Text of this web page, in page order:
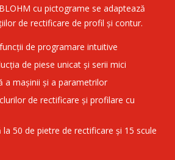
cu pictograme se adaptează
de rectificare de profil și contur.
de programare intuitive
de piese unicat și serii mici
a mașinii și a parametrilor
de rectificare și profilare cu
50 de pietre de rectificare și 15 scule